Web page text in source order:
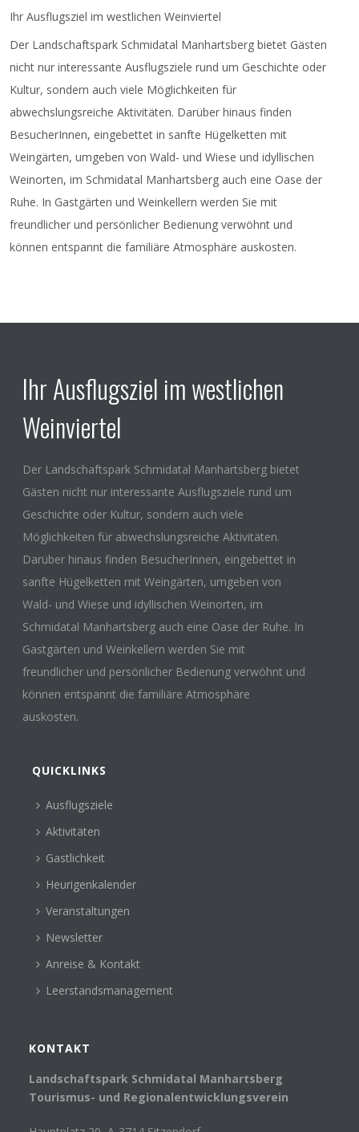
Ihr Ausflugsziel im westlichen Weinviertel
Der Landschaftspark Schmidatal Manhartsberg bietet Gästen
nicht nur interessante Ausflugsziele rund um Geschichte oder
Kultur, sondern auch viele Möglichkeiten für
abwechslungsreiche Aktivitäten. Darüber hinaus finden
BesucherInnen, eingebettet in sanfte Hügelketten mit
Weingärten, umgeben von Wald- und Wiese und idyllischen
Weinorten, im Schmidatal Manhartsberg auch eine Oase der
Ruhe. In Gastgärten und Weinkellern werden Sie mit
freundlicher und persönlicher Bedienung verwöhnt und
können entspannt die familiäre Atmosphäre auskosten.
Ihr Ausflugsziel im westlichen
Weinviertel
Der Landschaftspark Schmidatal Manhartsberg bietet
Gästen nicht nur interessante Ausflugsziele rund um
Geschichte oder Kultur, sondern auch viele
Möglichkeiten für abwechslungsreiche Aktivitäten.
Darüber hinaus finden BesucherInnen, eingebettet in
sanfte Hügelketten mit Weingärten, umgeben von
Wald- und Wiese und idyllischen Weinorten, im
Schmidatal Manhartsberg auch eine Oase der Ruhe. In
Gastgärten und Weinkellern werden Sie mit
freundlicher und persönlicher Bedienung verwöhnt und
können entspannt die familiäre Atmosphäre
auskosten.
QUICKLINKS
Ausflugsziele
Aktivitäten
Gastlichkeit
Heurigenkalender
Veranstaltungen
Newsletter
Anreise & Kontakt
Leerstandsmanagement
KONTAKT
Landschaftspark Schmidatal Manhartsberg
Tourismus- und Regionalentwicklungsverein